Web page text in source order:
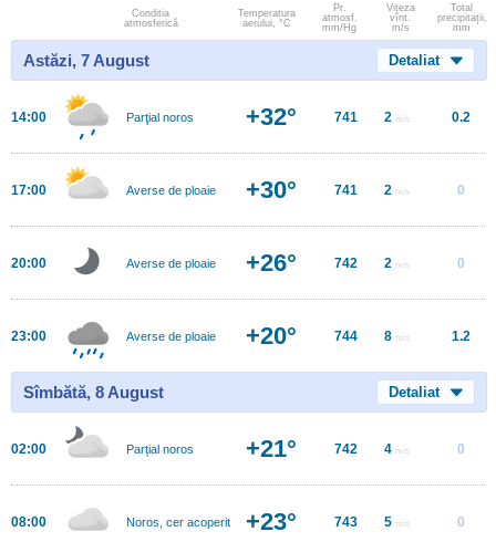
Conditia
atmosferică
Temperatura
aerului, °C
Pr.
atmosf.
mm/Hg
Viteza
vînt.
m/s
Total
precipitații,
mm
Astăzi, 7 August Detaliat
14:00 Parţial noros +32° 741 2 m/s 0.2
17:00 Averse de ploaie +30° 741 2 m/s 0
20:00 Averse de ploaie +26° 742 2 m/s 0
23:00 Averse de ploaie +20° 744 8 m/s 1.2
Sîmbătă, 8 August Detaliat
02:00 Parțial noros +21° 742 4 m/s 0
08:00 Noros, cer acoperit +23° 743 5 m/s 0